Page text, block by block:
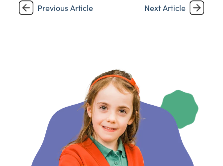
Previous Article Next Article